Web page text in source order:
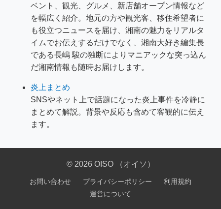
ベント、観光、グルメ、新店舗オープン情報など
を幅広く紹介。地元の方や観光客、移住希望者に
も役立つニュースを届け、湘南の魅力をリアルタ
イムでお伝えするだけでなく、湘南大好き編集長
である長嶋 駿の独断によりマニアックな突っ込ん
だ湘南情報も随時お届けします。
炎上まとめ
SNSやネット上で話題になった炎上事件を冷静に
まとめて解説。背景や反応も含めて客観的に伝え
ます。
© 2026 OISO （オイソ）
お問い合わせ プライバシーポリシー
利用規約
運営について